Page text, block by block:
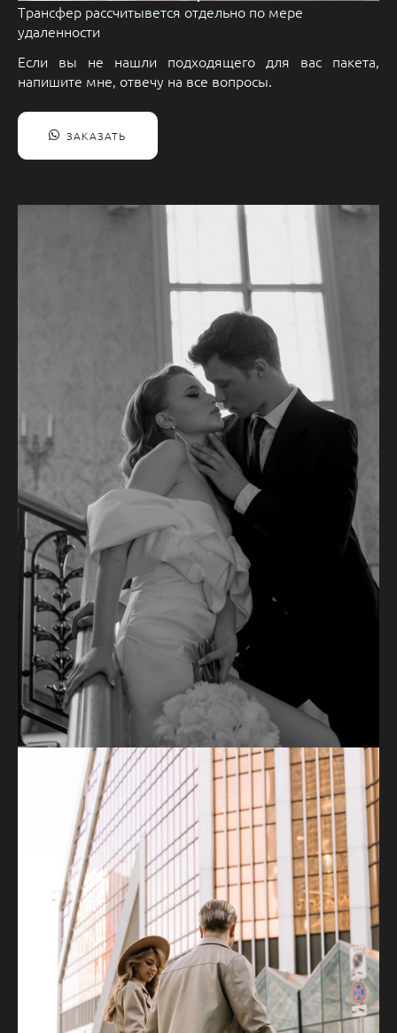
Трансфер рассчитывется отдельно по мере
удаленности
Если вы не нашли подходящего для вас пакета,
напишите мне, отвечу на все вопросы.
ЗАКАЗАТЬ